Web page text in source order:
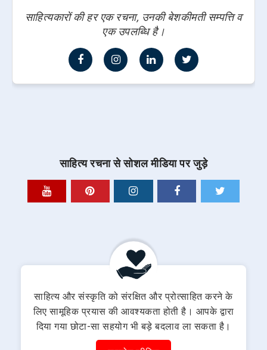
साहित्यकारों की हर एक रचना, उनकी बेशकीमती सम्पत्ति व
एक उपलब्धि है।
साहित्य रचना से सोशल मीडिया पर जुड़े
साहित्य और संस्कृति को संरक्षित और प्रोत्साहित करने के
लिए सामूहिक प्रयास की आवश्यकता होती है। आपके द्वारा
दिया गया छोटा-सा सहयोग भी बड़े बदलाव ला सकता है।